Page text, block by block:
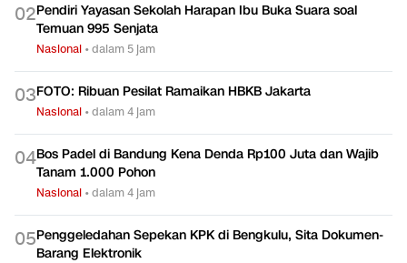
02Pendiri Yayasan Sekolah Harapan Ibu Buka Suara soal
Temuan 995 Senjata
Nasional •dalam 5 jam
03FOTO: Ribuan Pesilat Ramaikan HBKB Jakarta
Nasional •dalam 4 jam
04Bos Padel di Bandung Kena Denda Rp100 Juta dan Wajib
Tanam 1.000 Pohon
Nasional •dalam 4 jam
05Penggeledahan Sepekan KPK di Bengkulu, Sita Dokumen-
Barang Elektronik